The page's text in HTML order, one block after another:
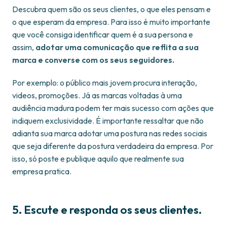
Descubra quem são os seus clientes, o que eles pensam e
o que esperam da empresa. Para isso é muito importante
que você consiga identificar quem é a sua persona e
assim, adotar uma comunicação que reflita a sua
marca e converse com os seus seguidores.
Por exemplo: o público mais jovem procura interação,
videos, promoções. Já as marcas voltadas à uma
audiência madura podem ter mais sucesso com ações que
indiquem exclusividade. É importante ressaltar que não
adianta sua marca adotar uma postura nas redes sociais
que seja diferente da postura verdadeira da empresa. Por
isso, só poste e publique aquilo que realmente sua
empresa pratica.
5. Escute e responda os seus clientes.